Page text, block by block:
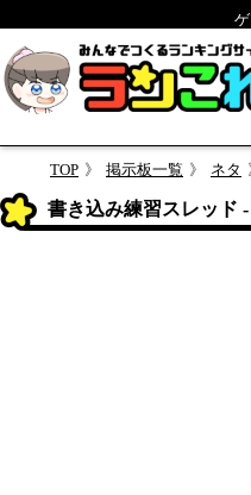
TOP 掲示板一覧 ネタ
書き込み練習スレッド